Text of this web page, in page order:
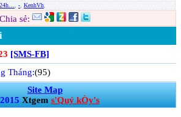
24h… - KenhVh
Chia sẻ:
[SMS-FB]
Tháng:(95)
Site Map
Xtgems'Quý kÒy's